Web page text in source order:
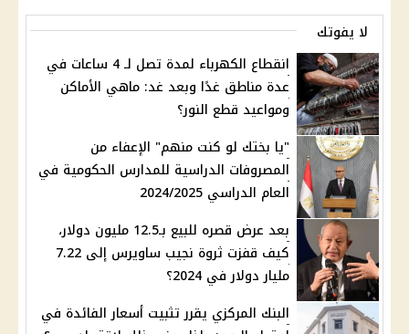
لا يفوتك
انقطاع الكهرباء لمدة تصل لـ 4 ساعات في
عدة مناطق غدًا وبعد غد: ماهي الأماكن
ومواعيد قطع النور؟
"يا بختك لو كنت منهم" الإعفاء من
المصروفات الدراسية للمدارس الحكومية في
العام الدراسي 2024/2025
بعد عرض قصره للبيع بـ12.5 مليون دولار،
كيف قفزت ثروة نجيب ساويرس إلى 7.22
مليار دولار في 2024؟
البنك المركزي يقرر تثبيت أسعار الفائدة في